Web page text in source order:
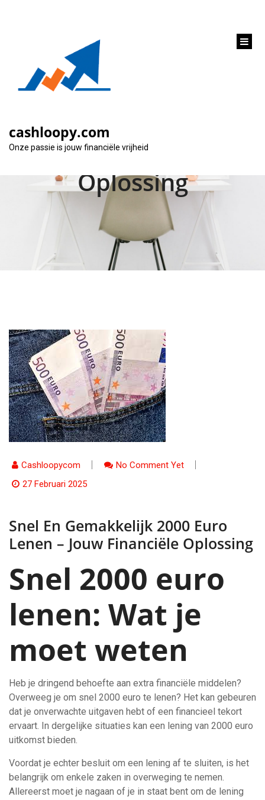
cashloopy.com
Onze passie is jouw financiële vrijheid
Snel en Gemakkelijk
2000 Euro Lenen –
Jouw Financiële
Oplossing
Cashloopycom
No Comment Yet
27 Februari 2025
Snel En Gemakkelijk 2000 Euro
Lenen – Jouw Financiële Oplossing
Snel 2000 euro
lenen: Wat je
moet weten
Heb je dringend behoefte aan extra financiële middelen?
Overweeg je om snel 2000 euro te lenen? Het kan gebeuren
dat je onverwachte uitgaven hebt of een financieel tekort
ervaart. In dergelijke situaties kan een lening van 2000 euro
uitkomst bieden.
Voordat je echter besluit om een lening af te sluiten, is het
belangrijk om enkele zaken in overweging te nemen.
Allereerst moet je nagaan of je in staat bent om de lening